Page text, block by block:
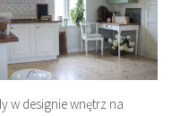
w designie wnętrz na